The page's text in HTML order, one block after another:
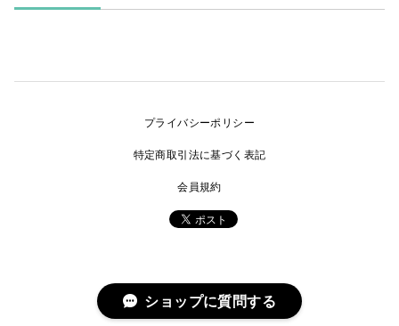
プライバシーポリシー
特定商取引法に基づく表記
会員規約
ショップに質問する